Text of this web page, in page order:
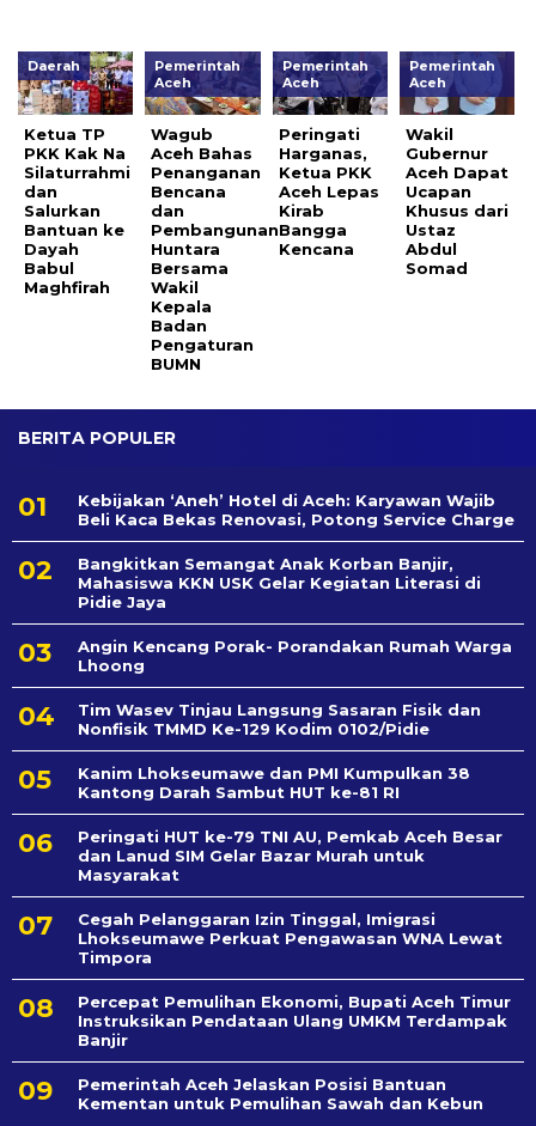
Daerah
Ketua TP
PKK Kak Na
Silaturrahmi
dan
Salurkan
Bantuan ke
Dayah
Babul
Maghfirah
Pemerintah
Aceh
Wagub
Aceh Bahas
Penanganan
Bencana
dan
Pembangunan
Huntara
Bersama
Wakil
Kepala
Badan
Pengaturan
BUMN
Pemerintah
Aceh
Peringati
Harganas,
Ketua PKK
Aceh Lepas
Kirab
Bangga
Kencana
Pemerintah
Aceh
Wakil
Gubernur
Aceh Dapat
Ucapan
Khusus dari
Ustaz
Abdul
Somad
BERITA POPULER
Kebijakan ‘Aneh’ Hotel di Aceh: Karyawan Wajib
Beli Kaca Bekas Renovasi, Potong Service Charge
Bangkitkan Semangat Anak Korban Banjir,
Mahasiswa KKN USK Gelar Kegiatan Literasi di
Pidie Jaya
Angin Kencang Porak- Porandakan Rumah Warga
Lhoong
Tim Wasev Tinjau Langsung Sasaran Fisik dan
Nonfisik TMMD Ke-129 Kodim 0102/Pidie
Kanim Lhokseumawe dan PMI Kumpulkan 38
Kantong Darah Sambut HUT ke-81 RI
Peringati HUT ke-79 TNI AU, Pemkab Aceh Besar
dan Lanud SIM Gelar Bazar Murah untuk
Masyarakat
Cegah Pelanggaran Izin Tinggal, Imigrasi
Lhokseumawe Perkuat Pengawasan WNA Lewat
Timpora
Percepat Pemulihan Ekonomi, Bupati Aceh Timur
Instruksikan Pendataan Ulang UMKM Terdampak
Banjir
Pemerintah Aceh Jelaskan Posisi Bantuan
Kementan untuk Pemulihan Sawah dan Kebun